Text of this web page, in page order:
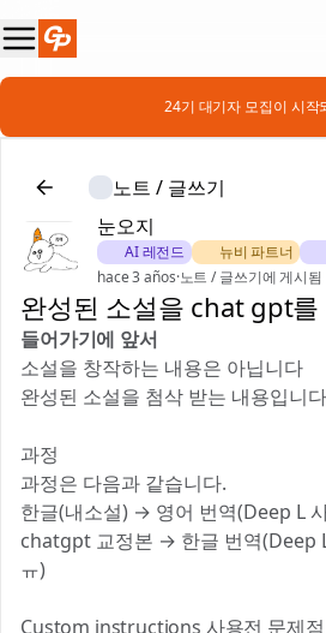
📣 24기 대기자 모집이 시
노트 / 글쓰기
눈오지
🗡️ AI 레전드 🌿 뉴비 파트너
hace 3 años·노트 / 글쓰기에 게시됨
완성된 소설을 chat gpt를
들어가기에 앞서
소설을 창작하는 내용은 아닙니다
완성된 소설을 첨삭 받는 내용입니다
과정
과정은 다음과 같습니다.
한글(내소설) → 영어 번역(Deep L
chatgpt 교정본 → 한글 번역(Deep
ㅠ)
Custom instructions 사용전 문제점